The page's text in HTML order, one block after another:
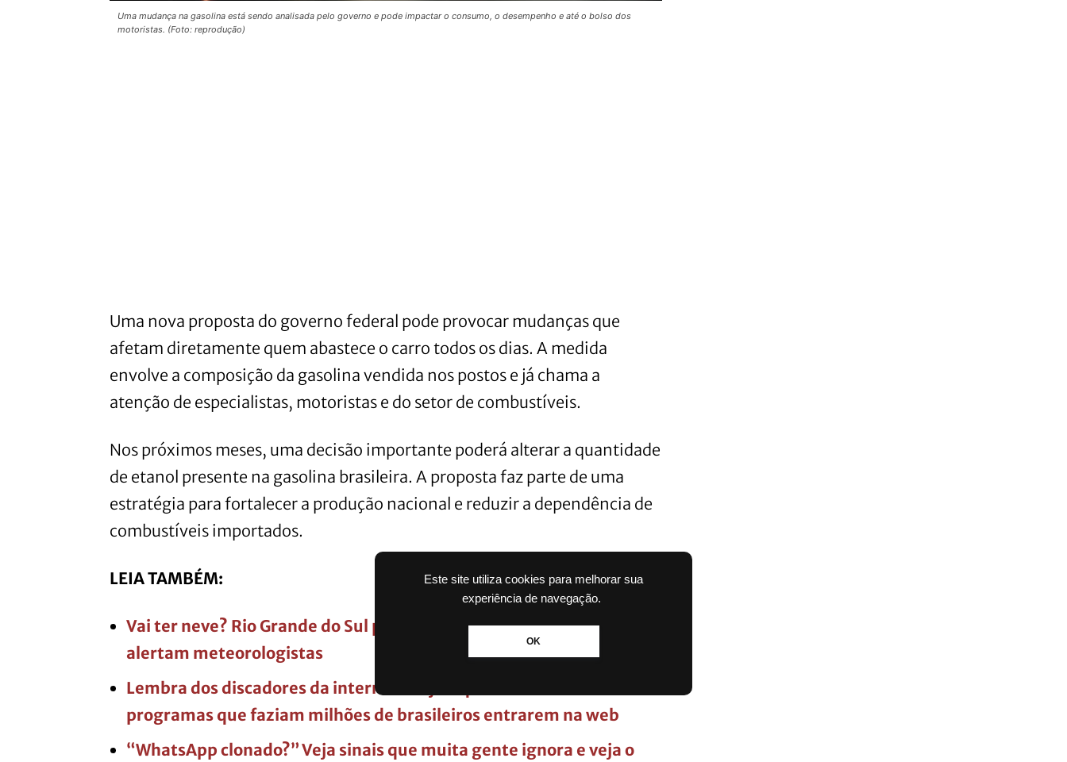
Este site utiliza cookies para melhorar sua
experiência de navegação.
OK
Uma mudança na gasolina está sendo analisada pelo governo e pode impactar o consumo, o desempenho e até o bolso dos
motoristas. (Foto: reprodução)
Uma nova proposta do governo federal pode provocar mudanças que
afetam diretamente quem abastece o carro todos os dias. A medida
envolve a composição da gasolina vendida nos postos e já chama a
atenção de especialistas, motoristas e do setor de combustíveis.
Nos próximos meses, uma decisão importante poderá alterar a quantidade
de etanol presente na gasolina brasileira. A proposta faz parte de uma
estratégia para fortalecer a produção nacional e reduzir a dependência de
combustíveis importados.
LEIA TAMBÉM:
Vai ter neve? Rio Grande do Sul pode ter os dias mais gelados do ano,
alertam meteorologistas
Lembra dos discadores da internet? Veja o que aconteceu com os
programas que faziam milhões de brasileiros entrarem na web
“WhatsApp clonado?” Veja sinais que muita gente ignora e veja o